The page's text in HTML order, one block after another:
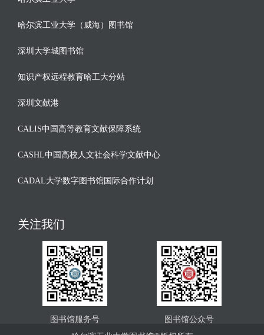
哈尔滨工业大学（威海）图书馆
深圳大学城图书馆
知识产权远程教育哈工大分站
深圳文献港
CALIS中国高等教育文献保障系统
CASHL中国高校人文社会科学文献中心
CADAL大学数字图书馆国际合作计划
关注我们
图书馆服务号
图书馆公众号